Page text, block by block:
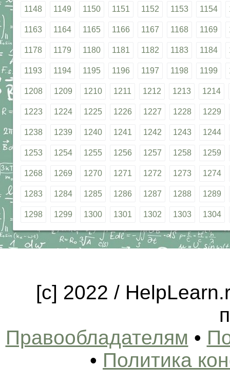
1148 1149 1150 1151 1152 1153 1154
1163 1164 1165 1166 1167 1168 1169
1178 1179 1180 1181 1182 1183 1184
1193 1194 1195 1196 1197 1198 1199
1208 1209 1210 1211 1212 1213 1214
1223 1224 1225 1226 1227 1228 1229
1238 1239 1240 1241 1242 1243 1244
1253 1254 1255 1256 1257 1258 1259
1268 1269 1270 1271 1272 1273 1274
1283 1284 1285 1286 1287 1288 1289
1298 1299 1300 1301 1302 1303 1304
[c] 2022 /
Правообладателям •
• Политика